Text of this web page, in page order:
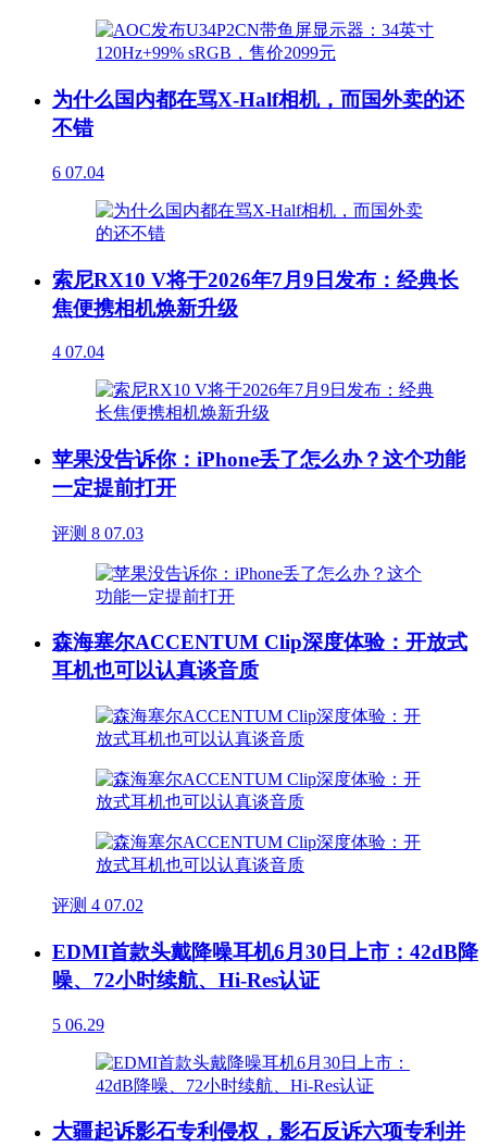
为什么国内都在骂X-Half相机，而国外卖的还
不错
6 07.04
索尼RX10 V将于2026年7月9日发布：经典长
焦便携相机焕新升级
4 07.04
苹果没告诉你：iPhone丢了怎么办？这个功能
一定提前打开
评测 8 07.03
森海塞尔ACCENTUM Clip深度体验：开放式
耳机也可以认真谈音质
评测 4 07.02
EDMI首款头戴降噪耳机6月30日上市：42dB降
噪、72小时续航、Hi-Res认证
5 06.29
大疆起诉影石专利侵权，影石反诉六项专利并